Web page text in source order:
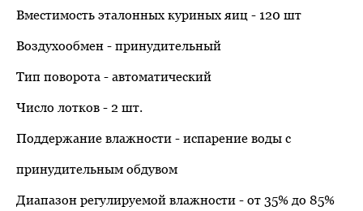
Вместимость эталонных куриных яиц - 120 шт
Воздухообмен - принудительный
Тип поворота - автоматический
Число лотков - 2 шт.
Поддержание влажности - испарение воды с
принудительным обдувом
Диапазон регулируемой влажности - от 35% до 85%